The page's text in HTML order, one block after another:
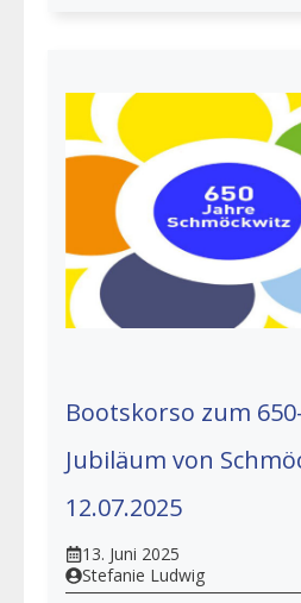
Bootskorso zum
Jubiläum von
12.07.2025
13. Juni 2025
Stefanie Ludwig